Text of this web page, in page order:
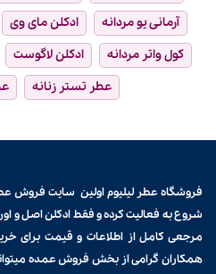
آرمانی یو مردانه
ادکلن مای وی
کول واتر مردانه
ادکلن لاگوست
عطر تستر زنانه
فروشگاه عطر لیلیوم اولین سایت فروش
شروع به فعالیت کرده و فقط ادکلن اصل و
مرجعی کامل از اطلاعات و قیمت برای
همکاران گرامی از بخش فروش عمده